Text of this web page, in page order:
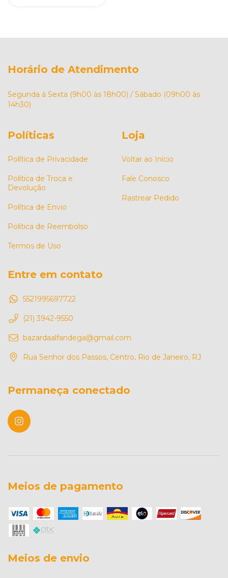
Horário de Atendimento
Segunda à Sexta (9h00 às 18h00) / Sábado (09h00 às
14h30)
Políticas
Política de Privacidade
Política de Troca e
Devolução
Política de Envio
Política de Reembolso
Termos de Uso
Loja
Voltar ao Início
Fale Conosco
Rastrear Pedido
Entre em contato
5521995697722
(21) 3942-9550
bazardaalfandega@gmail.com
Rua Senhor dos Passos, Centro, Rio de Janeiro, RJ
Permaneça conectado
Meios de pagamento
Meios de envio